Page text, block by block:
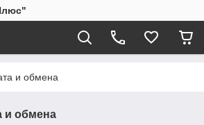
и обмена
и обмена